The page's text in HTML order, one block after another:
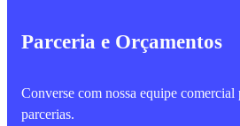
Parceria e Orçamentos
Converse com nossa equipe comercial
parcerias.